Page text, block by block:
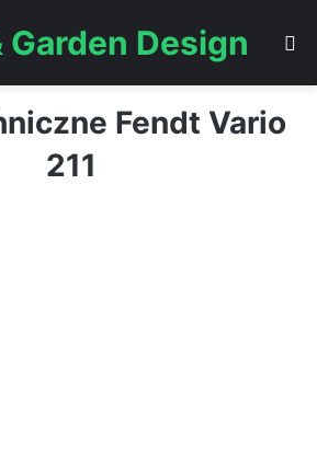
Garden Design
Fendt Vario
211